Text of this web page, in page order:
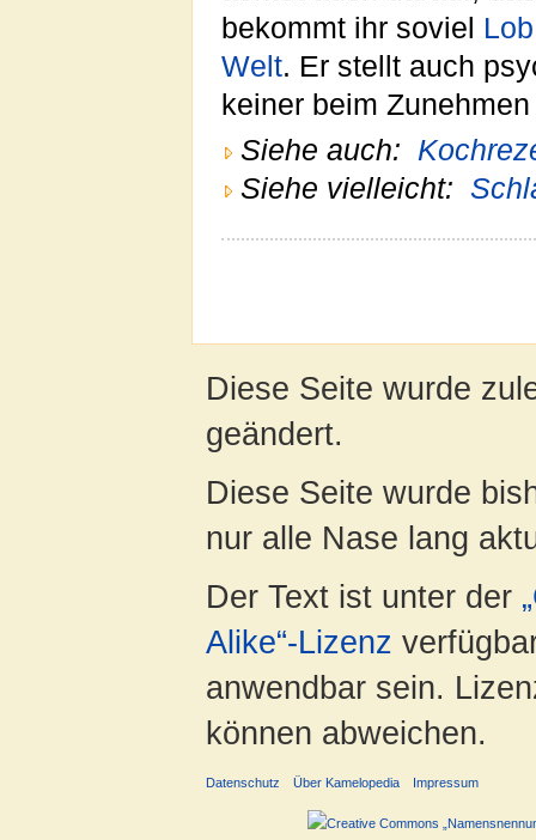
bekommt ihr soviel Lob
Welt. Er stellt auch
keiner beim
Siehe auch:
Siehe vielleicht:
Diese Seite wurde
geändert.
Diese Seite wurde
nur alle Nase lang
Der Text ist unter der
Alike“-Lizenz
anwendbar sein.
können abweichen.
Datenschutz Über Kamelopedia Impressum